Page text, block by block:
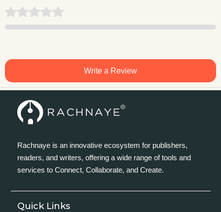
Write a Review
Rachnaye is an innovative ecosystem for publishers,
readers, and writers, offering a wide range of tools and
services to Connect, Collaborate, and Create.
Quick Links